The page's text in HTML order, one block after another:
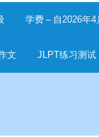
学费 – 自2026年4
文 JLPT练习测试